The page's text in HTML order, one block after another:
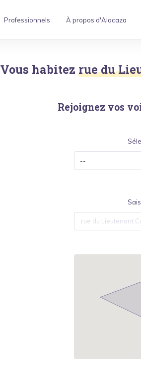
Professionnels À propos d'Alacaza
Vous habitez rue du
Rejoignez vos